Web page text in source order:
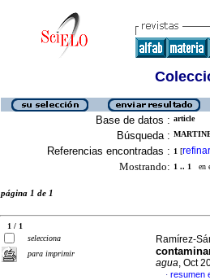
Base de datos : article
Búsqueda :
Referencias encontradas : 1 [refinar
Mostrando: 1 .. 1 en
página 1 de 1
1 / 1
selecciona
para imprimir
Ramírez-
agua, Oct
· resumen